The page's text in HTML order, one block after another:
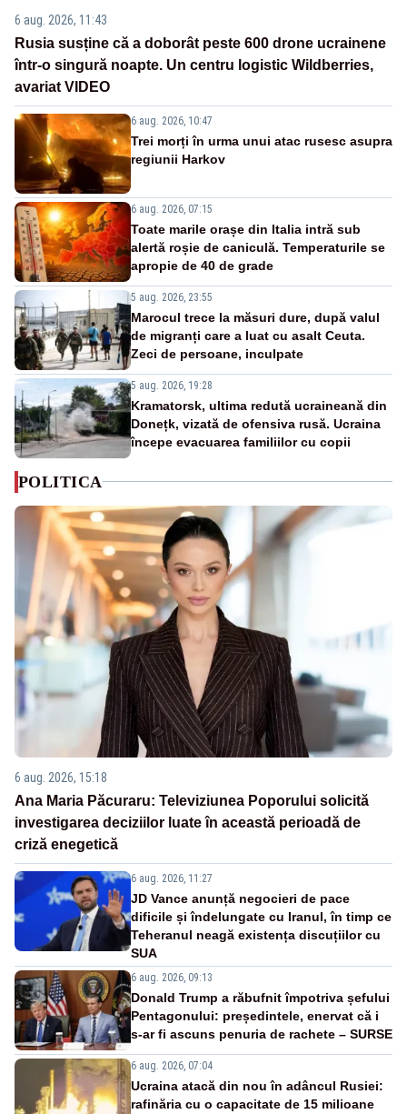
6 aug. 2026, 11:43
Rusia susține că a doborât peste 600 drone ucrainene
într-o singură noapte. Un centru logistic Wildberries,
avariat VIDEO
6 aug. 2026, 10:47
Trei morți în urma unui atac rusesc asupra
regiunii Harkov
6 aug. 2026, 07:15
Toate marile orașe din Italia intră sub
alertă roșie de caniculă. Temperaturile se
apropie de 40 de grade
5 aug. 2026, 23:55
Marocul trece la măsuri dure, după valul
de migranți care a luat cu asalt Ceuta.
Zeci de persoane, inculpate
5 aug. 2026, 19:28
Kramatorsk, ultima redută ucraineană din
Donețk, vizată de ofensiva rusă. Ucraina
începe evacuarea familiilor cu copii
POLITICA
6 aug. 2026, 15:18
Ana Maria Păcuraru: Televiziunea Poporului solicită
investigarea deciziilor luate în această perioadă de
criză enegetică
6 aug. 2026, 11:27
JD Vance anunță negocieri de pace
dificile și îndelungate cu Iranul, în timp ce
Teheranul neagă existența discuțiilor cu
SUA
6 aug. 2026, 09:13
Donald Trump a răbufnit împotriva șefului
Pentagonului: președintele, enervat că i
s-ar fi ascuns penuria de rachete – SURSE
6 aug. 2026, 07:04
Ucraina atacă din nou în adâncul Rusiei:
rafinăria cu o capacitate de 15 milioane